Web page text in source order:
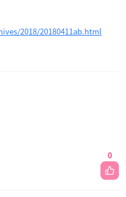
2018/20180411ab.html
0